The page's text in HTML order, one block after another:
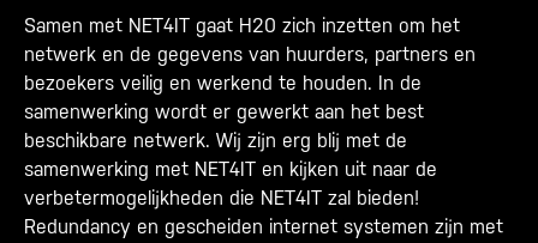
Samen met NET4IT gaat H20 zich inzetten om het
netwerk en de gegevens van huurders, partners en
bezoekers veilig en werkend te houden. In de
samenwerking wordt er gewerkt aan het best
beschikbare netwerk. Wij zijn erg blij met de
samenwerking met NET4IT en kijken uit naar de
verbetermogelijkheden die NET4IT zal bieden!
Redundancy en gescheiden internet systemen zijn met